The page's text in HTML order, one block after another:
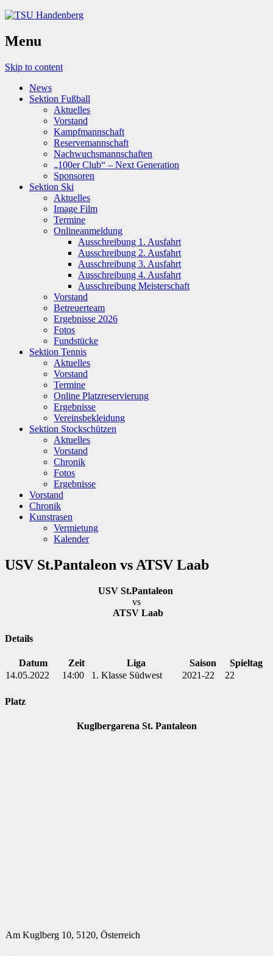
Menu
Skip to content
News
Sektion Fußball
Aktuelles
Vorstand
Kampfmannschaft
Reservemannschaft
Nachwuchsmannschaften
„100er Club“ – Next Generation
Sponsoren
Sektion Ski
Aktuelles
Image Film
Termine
Onlineanmeldung
Ausschreibung 1. Ausfahrt
Ausschreibung 2. Ausfahrt
Ausschreibung 3. Ausfahrt
Ausschreibung 4. Ausfahrt
Ausschreibung Meisterschaft
Vorstand
Betreuerteam
Ergebnisse 2026
Fotos
Fundstücke
Sektion Tennis
Aktuelles
Vorstand
Termine
Online Platzreservierung
Ergebnisse
Vereinsbekleidung
Sektion Stockschützen
Aktuelles
Vorstand
Chronik
Fotos
Ergebnisse
Vorstand
Chronik
Kunstrasen
Vermietung
Kalender
USV St.Pantaleon vs ATSV Laab
USV St.Pantaleon
vs
ATSV Laab
Details
Datum Zeit Liga Saison
Spieltag
14.05.2022
14:00 1. Klasse Südwest 2021-22 22
Platz
Kuglbergarena St. Pantaleon
Am Kuglberg 10, 5120, Österreich